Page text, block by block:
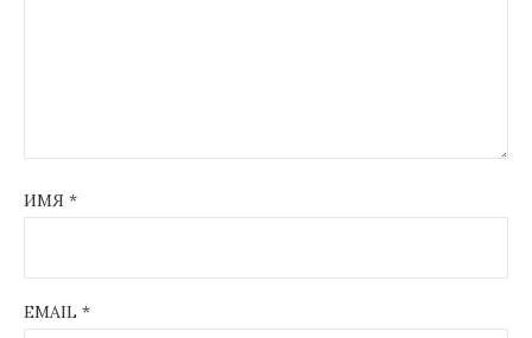
ИМЯ *
EMAIL *